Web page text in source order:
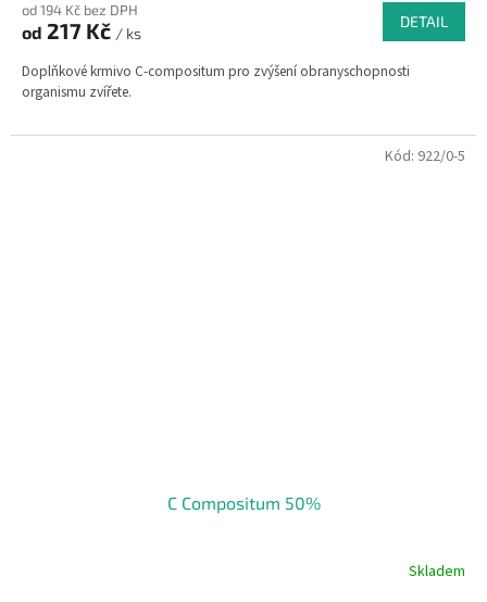
od 194 Kč bez DPH
od 217 Kč / ks
DETAIL
Doplňkové krmivo C-compositum pro zvýšení obranyschopnosti
organismu zvířete.
C Compositum 50%
Skladem
Kód: 922/0-5